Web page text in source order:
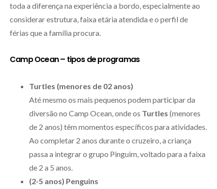
toda a diferença na experiência a bordo, especialmente ao
considerar estrutura, faixa etária atendida e o perfil de
férias que a família procura.
Camp Ocean – tipos de programas
Turtles (menores de 02 anos)
Até mesmo os mais pequenos podem participar da
diversão no Camp Ocean, onde os Turtles (menores
de 2 anos) têm momentos específicos para atividades.
Ao completar 2 anos durante o cruzeiro, a criança
passa a integrar o grupo Pinguim, voltado para a faixa
de 2 a 5 anos.
(2-5 anos) Penguins